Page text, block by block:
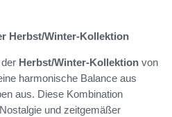
Herbst/Winter-Kollektion
der Herbst/Winter-Kollektion von
harmonische Balance aus
aus. Diese Kombination
und zeitgemäßer